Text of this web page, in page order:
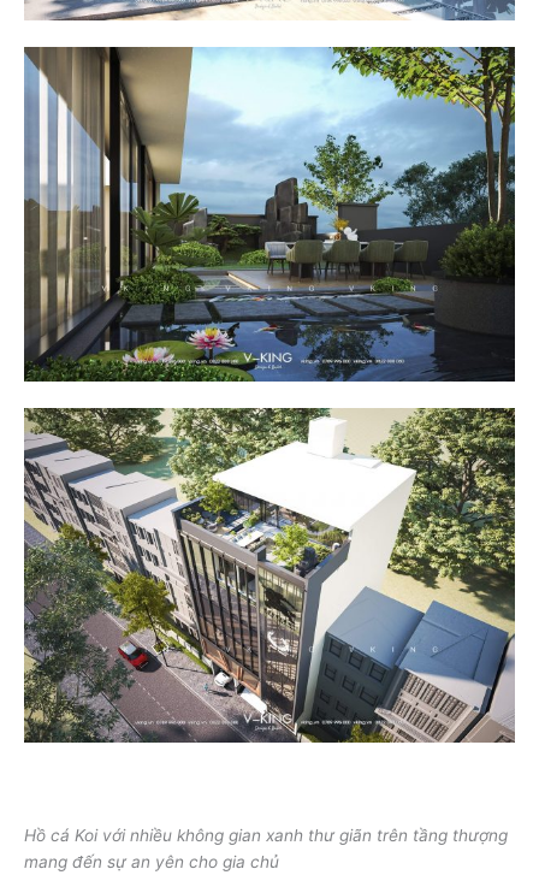
Hồ cá Koi với nhiều không gian xanh thư giãn trên tầng thượng
mang đến sự an yên cho gia chủ